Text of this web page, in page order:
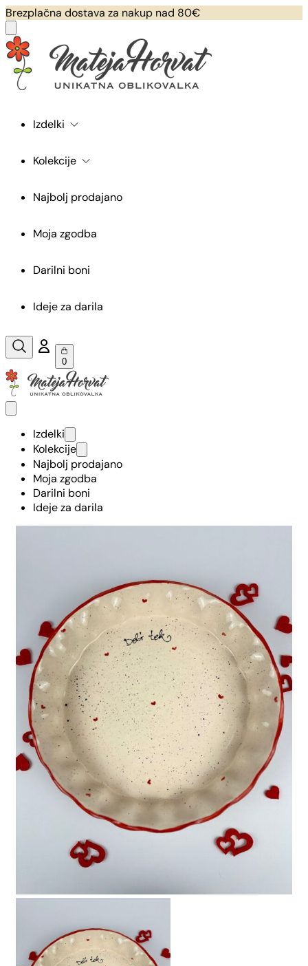
Brezplačna dostava za nakup nad 80€
Izdelki
Kolekcije
Najbolj prodajano
Moja zgodba
Darilni boni
Ideje za darila
0
Izdelki
Kolekcije
Najbolj prodajano
Moja zgodba
Darilni boni
Ideje za darila